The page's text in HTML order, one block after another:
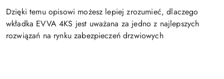
Dzięki temu opisowi możesz lepiej zrozumieć, dlaczego
wkładka EVVA 4KS jest uważana za jedno z najlepszych
rozwiązań na rynku zabezpieczeń drzwiowych